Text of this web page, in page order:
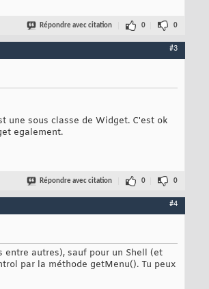
Répondre avec citation 0 0
#3
une sous classe de Widget. C'est ok
egalement.
Répondre avec citation 0 0
#4
autres), sauf pour un Shell (et
par la méthode getMenu(). Tu peux